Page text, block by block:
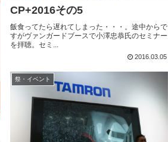
CP+2016その5
飯食ってたら遅れてしまった・・・。途中からで
すがヴァンガードブースで小澤忠恭氏のセミナー
を拝聴。セミ...
2016.03.05
祭・イベント